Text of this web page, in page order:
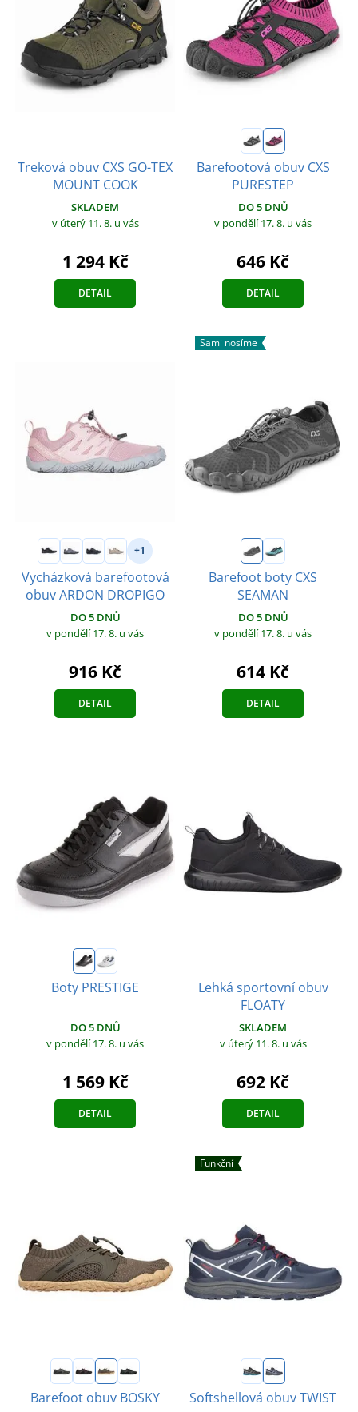
Treková obuv CXS GO-TEX
MOUNT COOK
SKLADEM
v úterý 11. 8. u vás
1 294 Kč
DETAIL
Barefootová obuv CXS
PURESTEP
DO 5 DNŮ
v pondělí 17. 8. u vás
646 Kč
DETAIL
+1
Vycházková barefootová
obuv ARDON DROPIGO
DO 5 DNŮ
v pondělí 17. 8. u vás
916 Kč
DETAIL
Sami nosíme
Barefoot boty CXS
SEAMAN
DO 5 DNŮ
v pondělí 17. 8. u vás
614 Kč
DETAIL
Boty PRESTIGE
DO 5 DNŮ
v pondělí 17. 8. u vás
1 569 Kč
DETAIL
Lehká sportovní obuv
FLOATY
SKLADEM
v úterý 11. 8. u vás
692 Kč
DETAIL
Barefoot obuv BOSKY
Funkční
Softshellová obuv TWIST